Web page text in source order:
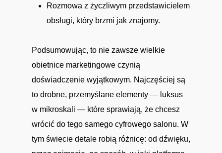
Rozmowa z życzliwym przedstawicielem
obsługi, który brzmi jak znajomy.
Podsumowując, to nie zawsze wielkie
obietnice marketingowe czynią
doświadczenie wyjątkowym. Najczęściej są
to drobne, przemyślane elementy — luksus
w mikroskali — które sprawiają, że chcesz
wrócić do tego samego cyfrowego salonu. W
tym świecie detale robią różnicę: od dźwięku,